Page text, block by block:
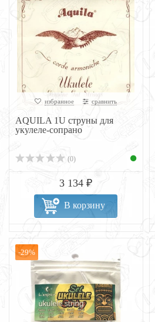
избранное сравнить
AQUILA 1U струны для
укулеле-сопрано
(0)
3 134 ₽
В корзину
-29%